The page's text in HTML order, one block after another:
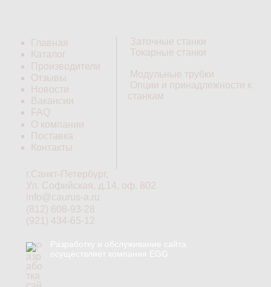
Главная
Каталог
Производители
Отзывы
Новости
Вакансии
FAQ
О компании
Поставка
Контакты
Заточные станки
Токарные станки
Модульные трубки
Опции и принадлежности к
станкам
г.Санкт-Петербург,
Ул. Софийская, д.14, оф. 802
info@caurus-a.ru
(812) 608-93-28
(921) 434-65-12
Разработку и обслуживание сайта
осуществляет компания EGG